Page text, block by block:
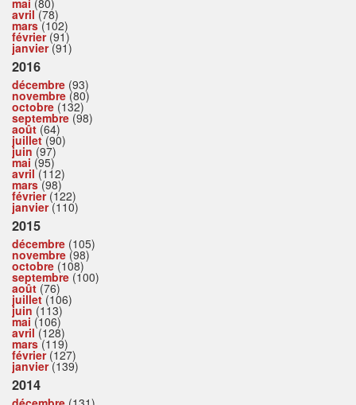
mai (80)
avril(78)
mars(102)
février(91)
janvier(91)
2016
décembre (93)
novembre (80)
octobre (132)
septembre (98)
août (64)
juillet(90)
juin (97)
mai (95)
avril(112)
mars(98)
février(122)
janvier(110)
2015
décembre (105)
novembre (98)
octobre (108)
septembre (100)
août (76)
juillet(106)
juin (113)
mai (106)
avril(128)
mars(119)
février(127)
janvier(139)
2014